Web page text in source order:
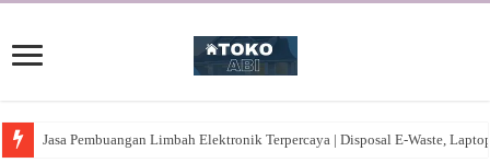
Jasa Pembuangan Limbah Elektronik Terpercaya | Disposal E-Waste,